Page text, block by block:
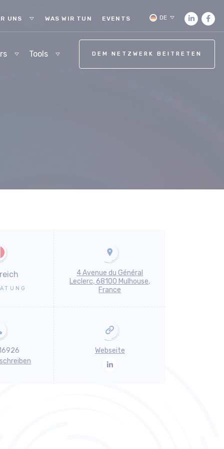
UNS WAS WIR TUN EVENTS DE
Tools DEM NETZWERK BEITRETEN
4 Avenue du Général
Leclerc, 68100 Mulhouse,
France
Webseite